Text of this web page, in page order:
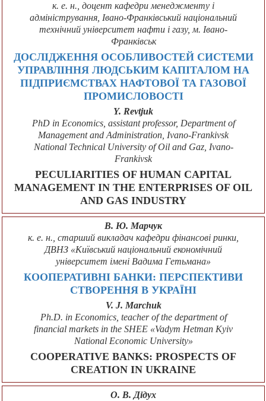
к. е. н., доцент кафедри менеджменту і
адміністрування, Івано-Франківський національний
технічний університет нафти і газу, м. Івано-
Франківськ
ДОСЛІДЖЕННЯ ОСОБЛИВОСТЕЙ СИСТЕМИ
УПРАВЛІННЯ ЛЮДСЬКИМ КАПІТАЛОМ НА
ПІДПРИЄМСТВАХ НАФТОВОЇ ТА ГАЗОВОЇ
ПРОМИСЛОВОСТІ
Y. Revtjuk
PhD in Economics, assistant professor, Department of
Management and Administration, Ivano-Frankivsk
National Technical University of Oil and Gaz, Ivano-
Frankivsk
PECULIARITIES OF HUMAN CAPITAL
MANAGEMENT IN THE ENTERPRISES OF OIL
AND GAS INDUSTRY
В. Ю. Марчук
к. е. н., старший викладач кафедри фінансові ринки,
ДВНЗ «Київський національний економічний
університет імені Вадима Гетьмана»
КООПЕРАТИВНІ БАНКИ: ПЕРСПЕКТИВИ
СТВОРЕННЯ В УКРАЇНІ
V. J. Marchuk
Ph.D. in Economics, teacher of the department of
financial markets in the SHEE «Vadym Hetman Kyiv
National Economic University»
COOPERATIVE BANKS: PROSPECTS OF
CREATION IN UKRAINE
О. В. Дідух